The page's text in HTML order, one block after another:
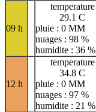
09 h
temperature
29.1 C
pluie : 0 MM
nuages : 98 %
humidite : 36 %
12 h
temperature
34.8 C
pluie : 0 MM
nuages : 97 %
humidite : 21 %